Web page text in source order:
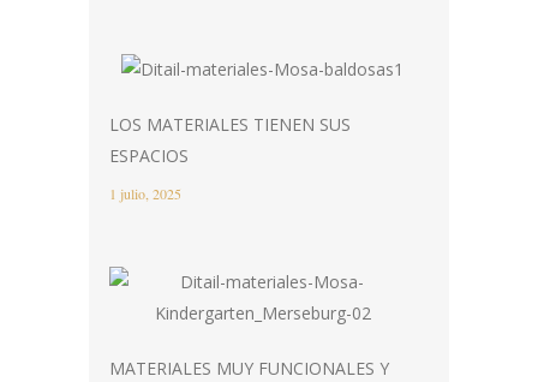
LOS MATERIALES TIENEN SUS
ESPACIOS
1 julio, 2025
MATERIALES MUY FUNCIONALES Y